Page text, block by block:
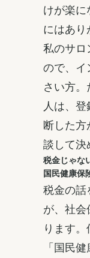
けが楽
にはあり
私のサロ
ので、イ
さい方
人は、
断した
談して決
税金じゃな
国民健康保
税金の話
が、社
ります
「国民